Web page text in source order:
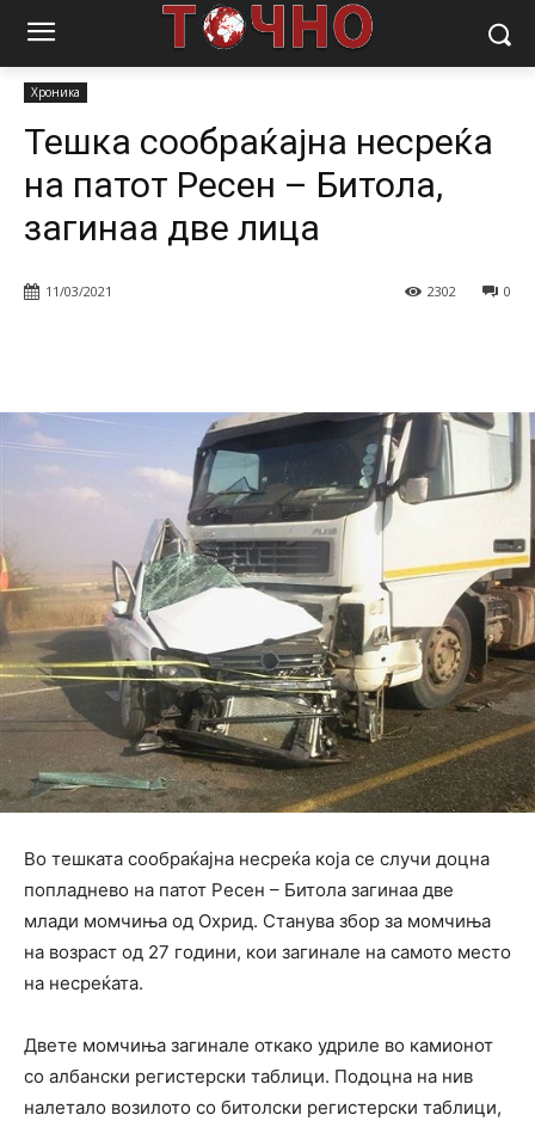
Почетна Хроника
Тешка сообраќајна несреќа на патот
Хроника
Тешка сообраќајна несреќа
на патот Ресен – Битола,
загинаа две лица
11/03/2021 0
2302
Во тешката сообраќајна несреќа која се случи доцна
попладнево на патот Ресен – Битола загинаа две
млади момчиња од Охрид. Станува збор за момчиња
на возраст од 27 години, кои загинале на самото место
на несреќата.
Двете момчиња загинале откако удриле во камионот
со албански регистерски таблици. Подоцна на нив
налетало возилото со битолски регистерски таблици,